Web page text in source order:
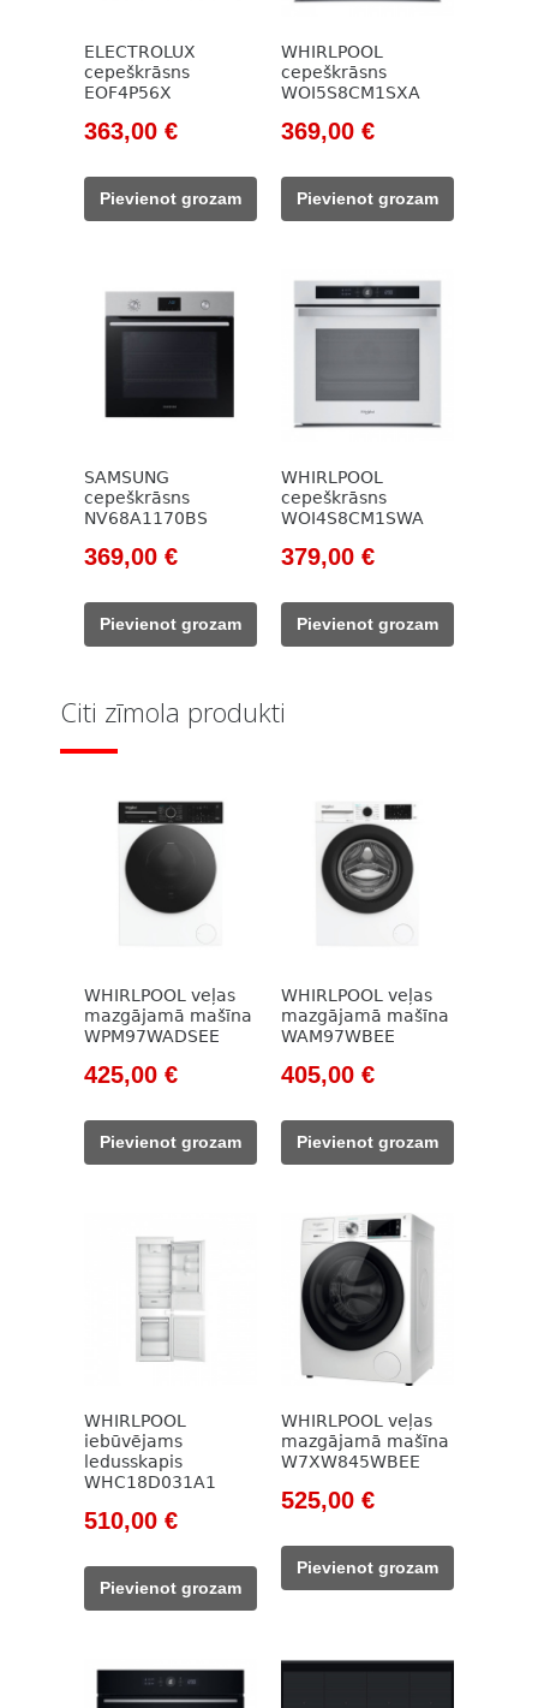
ELECTROLUX
cepeškrāsns
EOF4P56X
Original
was:
522,00 €.
363,00 €Current
363,00 €.
Pievienot grozam
WHIRLPOOL
cepeškrāsns
WOI5S8CM1SXA
Original
was:
436,00 €.
369,00 €Current
369,00 €.
Pievienot grozam
SAMSUNG
cepeškrāsns
NV68A1170BS
Original
was:
499,00 €.
369,00 €Current
369,00 €.
Pievienot grozam
WHIRLPOOL
cepeškrāsns
WOI4S8CM1SWA
Original
was:
503,00 €.
379,00 €Current
379,00 €.
Pievienot grozam
Citi zīmola produkti
WHIRLPOOL veļas
mazgājamā mašīna
WPM97WADSEE
Original
was:
528,00 €.
425,00 €Current
425,00 €.
Pievienot grozam
WHIRLPOOL veļas
mazgājamā mašīna
WAM97WBEE
Original
was:
515,00 €.
405,00 €Current
405,00 €.
Pievienot grozam
WHIRLPOOL
iebūvējams
ledusskapis
WHC18D031A1
Original
was:
653,00 €.
510,00 €Current
510,00 €.
Pievienot grozam
WHIRLPOOL veļas
mazgājamā mašīna
W7XW845WBEE
Original
was:
697,00 €.
525,00 €Current
525,00 €.
Pievienot grozam